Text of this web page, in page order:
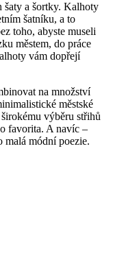
šaty a šortky. Kalhoty
šatníku, a to
toho, abyste museli
městem, do práce
vám dopřejí
na množství
městské
výběru střihů
favorita. A navíc –
módní poezie.